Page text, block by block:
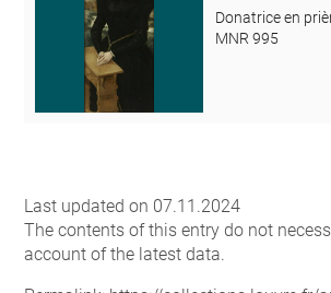
Donatrice en
MNR 995
Last updated on 07.11.2024
The contents of this entry do not
account of the latest data.